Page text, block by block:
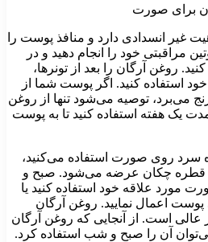
غیر انسدادی دارد و منافذ پوست را
مراقبتی خود را انجام دهید و در
روغن آرگان را بعد از تونرها،
استفاده کنید. اگر پوست شما از
می‌برد، توصیه می‌شود تنها از روغن
یک هفته استفاده کنید تا به پوست
سرد روی صورت استفاده می‌کنید،
با قطره چکان عرضه می‌شود. صبح و
مورد علاقه خود استفاده کنید یا
پوست اعمال نمایید. روغن آرگان
عالی است. از آنجایی که روغن آرگان
آن را صبح و شب استفاده کرد.